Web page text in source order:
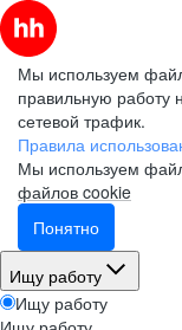
Мы используем
правильную работу
сетевой трафик.
Правила
Мы используем
файлов cookie
Понятно
Ищу работу
Ищу работу